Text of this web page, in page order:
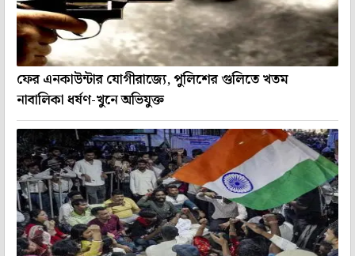
ফের এনকাউন্টার যোগীরাজ্যে, পুলিশের গুলিতে খতম
নাবালিকা ধর্ষণ-খুনে অভিযুক্ত